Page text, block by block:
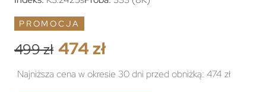
PROMOCJA
499 zł 474 zł
Najniższa cena w okresie 30 dni przed obniżką: 474 zł